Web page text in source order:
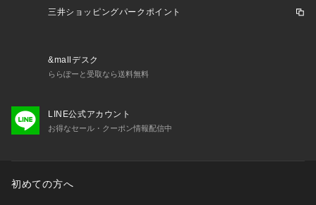
三井ショッピングパークポイント
&mallデスク
ららぽーと受取なら送料無料
LINE公式アカウント
お得なセール・クーポン情報配信中
初めての方へ